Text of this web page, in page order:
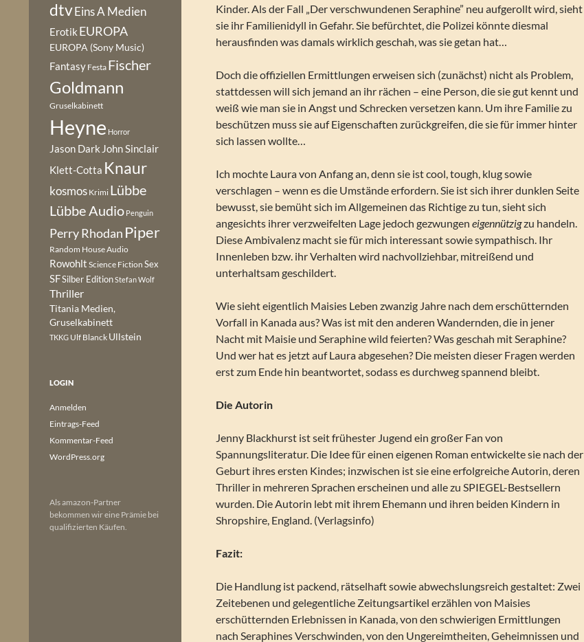
Kinder. Als der Fall „Der verschwundenen Seraphine” neu aufgerollt wird, sieht
sie ihr Familienidyll in Gefahr. Sie befürchtet, die Polizei könnte diesmal
herausfinden was damals wirklich geschah, was sie getan hat…
Doch die offiziellen Ermittlungen erweisen sich (zunächst) nicht als Problem,
stattdessen will sich jemand an ihr rächen – eine Person, die sie gut kennt und
weiß wie man sie in Angst und Schrecken versetzen kann. Um ihre Familie zu
beschützen muss sie auf Eigenschaften zurückgreifen, die sie für immer hinter
sich lassen wollte…
Ich mochte Laura von Anfang an, denn sie ist cool, tough, klug sowie
verschlagen – wenn es die Umstände erfordern. Sie ist sich ihrer dunklen Seite
bewusst, sie bemüht sich im Allgemeinen das Richtige zu tun, sieht sich
angesichts ihrer verzweifelten Lage jedoch gezwungeneigennützigzu handeln.
Diese Ambivalenz macht sie für mich interessant sowie sympathisch. Ihr
Innenleben bzw. ihr Verhalten wird nachvollziehbar, mitreißend und
unterhaltsam geschildert.
Wie sieht eigentlich Maisies Leben zwanzig Jahre nach dem erschütternden
Vorfall in Kanada aus? Was ist mit den anderen Wandernden, die in jener
Nacht mit Maisie und Seraphine wild feierten? Was geschah mit Seraphine?
Und wer hat es jetzt auf Laura abgesehen? Die meisten dieser Fragen werden
erst zum Ende hin beantwortet, sodass es durchweg spannend bleibt.
Die Autorin
Jenny Blackhurst ist seit frühester Jugend ein großer Fan von
Spannungsliteratur. Die Idee für einen eigenen Roman entwickelte sie nach der
Geburt ihres ersten Kindes; inzwischen ist sie eine erfolgreiche Autorin, deren
Thriller in mehreren Sprachen erscheinen und alle zu SPIEGEL-Bestsellern
wurden. Die Autorin lebt mit ihrem Ehemann und ihren beiden Kindern in
Shropshire, England. (Verlagsinfo)
Fazit:
Die Handlung ist packend, rätselhaft sowie abwechslungsreich gestaltet: Zwei
Zeitebenen und gelegentliche Zeitungsartikel erzählen von Maisies
erschütternden Erlebnissen in Kanada, von den schwierigen Ermittlungen
nach Seraphines Verschwinden, von den Ungereimtheiten, Geheimnissen und
dtvEins A Medien
Erotik EUROPA
EUROPA (Sony Music)
Fantasy Festa Fischer
Goldmann
Gruselkabinett
Heyne Horror
Jason Dark John Sinclair
Klett-Cotta Knaur
kosmos Krimi Lübbe
Lübbe Audio Penguin
Perry Rhodan Piper
Random House Audio
Rowohlt Science Fiction Sex
SFSilber EditionStefan Wolf
Thriller
Titania Medien,
Gruselkabinett
TKKG Ulf Blanck Ullstein
LOGIN
Anmelden
Eintrags-Feed
Kommentar-Feed
WordPress.org
Als amazon-Partner
bekommen wir eine Prämie bei
qualifizierten Käufen.